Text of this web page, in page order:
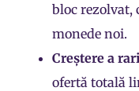
bloc rezolvat,
monede noi.
Creștere a
ofertă totală